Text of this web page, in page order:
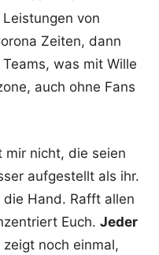
von
Zeiten, dann
was mit Wille
auch ohne Fans
mir nicht, die seien
aufgestellt als ihr.
Hand. Rafft allen
Euch. Jeder
zeigt noch einmal,